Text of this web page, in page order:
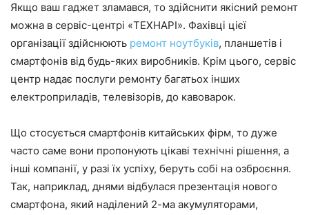
Якщо ваш гаджет зламався, то здійснити якісний ремонт
можна в сервіс-центрі «TEXHAPI». Фахівці цієї
організації здійснюють ремонт ноутбуків, планшетів і
смартфонів від будь-яких виробників. Крім цього, сервіс
центр надає послуги ремонту багатьох інших
електроприладів, телевізорів, до кавоварок.
Що стосується смартфонів китайських фірм, то дуже
часто саме вони пропонують цікаві технічні рішення, а
інші компанії, у разі їх успіху, беруть собі на озброєння.
Так, наприклад, днями відбулася презентація нового
смартфона, який наділений 2-ма акумуляторами,